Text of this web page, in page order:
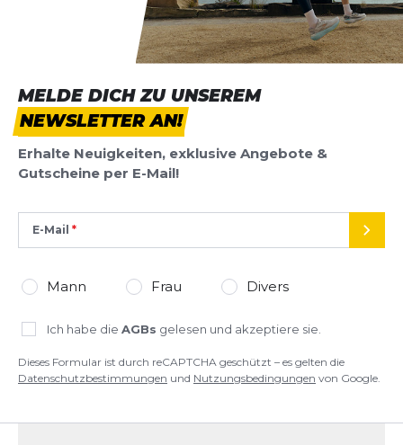
MELDE DICH ZU UNSEREM
NEWSLETTER AN!
Erhalte Neuigkeiten, exklusive Angebote &
Gutscheine per E-Mail!
E-Mail
Mann Frau Divers
Ich habe die AGBs gelesen und akzeptiere sie.
Dieses Formular ist durch reCAPTCHA geschützt – es gelten die
Datenschutzbestimmungen und Nutzungsbedingungen von Google.